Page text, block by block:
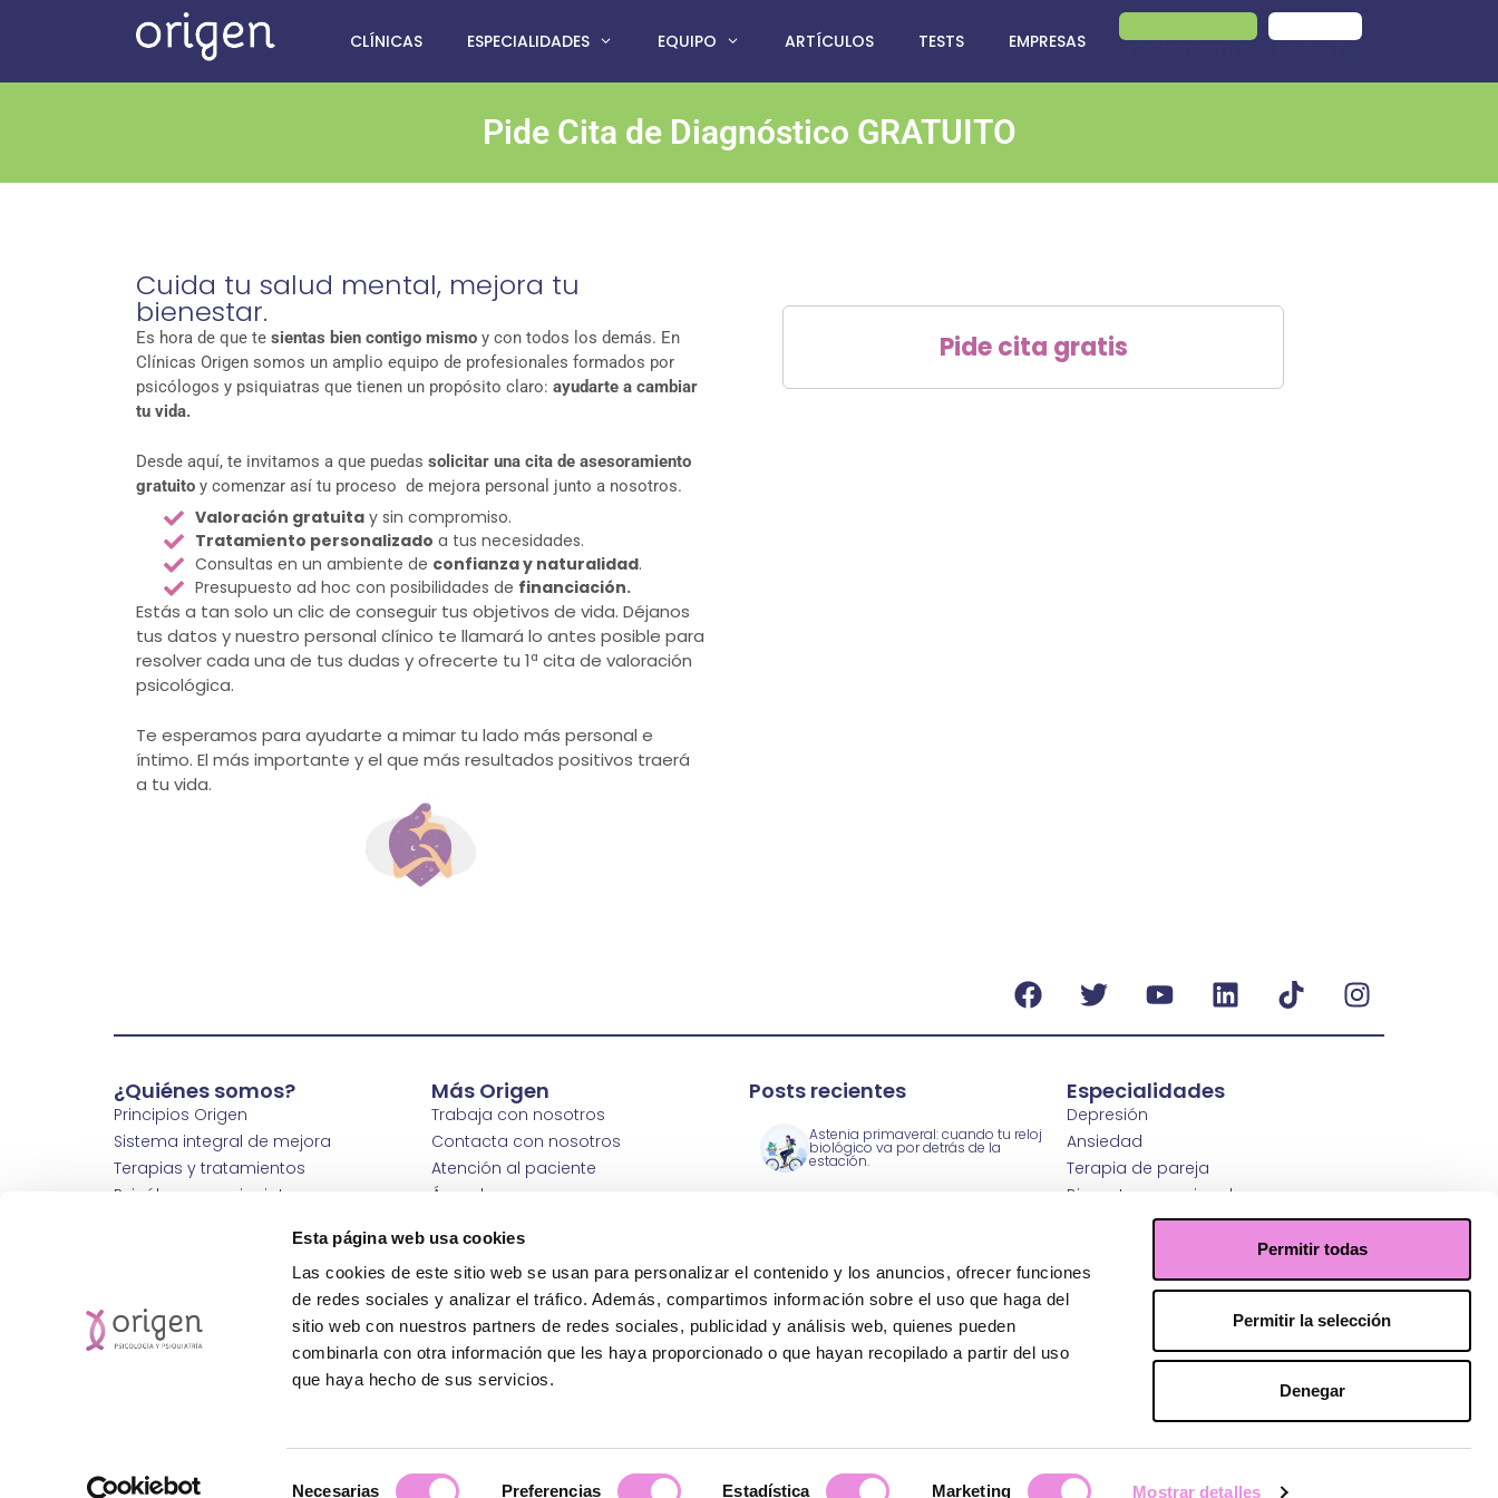
Esta página web usa cookies
Las cookies de este sitio web se usan para personalizar el contenido y los anuncios, ofrecer funciones
de redes sociales y analizar el tráfico. Además, compartimos información sobre el uso que haga del
sitio web con nuestros partners de redes sociales, publicidad y análisis web, quienes pueden
combinarla con otra información que les haya proporcionado o que hayan recopilado a partir del uso
que haya hecho de sus servicios.
Necesarias Preferencias Estadística Marketing Mostrar detalles
Permitir todas
Permitir la selección
Denegar
CLÍNICAS ESPECIALIDADES EQUIPO ARTÍCULOS TESTS EMPRESAS
Pide Cita de Diagnóstico GRATUITO
Cuida tu salud mental, mejora tu
bienestar.
Es hora de que te sientas bien contigo mismo y con todos los demás. En
Clínicas Origen somos un amplio equipo de profesionales formados por
psicólogos y psiquiatras que tienen un propósito claro: ayudarte a cambiar
tu vida.
Desde aquí, te invitamos a que puedas solicitar una cita de asesoramiento
gratuito y comenzar así tu proceso de mejora personal junto a nosotros.
Valoración gratuitay sin compromiso.
Tratamiento personalizado a tus necesidades.
Consultas en un ambiente de confianza y naturalidad.
Presupuesto ad hoc con posibilidades de financiación.
Estás a tan solo un clic de conseguir tus objetivos de vida. Déjanos
tus datos y nuestro personal clínico te llamará lo antes posible para
resolver cada una de tus dudas y ofrecerte tu 1ª cita de valoración
psicológica.
Te esperamos para ayudarte a mimar tu lado más personal e
íntimo. El más importante y el que más resultados positivos traerá
a tu vida.
Pide cita gratis
¿Quiénes somos?
Principios Origen
Sistema integral de mejora
Terapias y tratamientos
Psicólogos y psiquiatras
Fundación Healthy Ways
Protección de Datos Personales
Más Origen
Trabaja con nosotros
Contacta con nosotros
Atención al paciente
Área de prensa
Wm Clinics
Política de calidad ISO
Posts recientes
Astenia primaveral: cuando tu reloj
biológico va por detrás de la
estación.
Día Internacional de la Felicidad
2026: qué hacer HOY si tu bienestar
emocional se resiente.
Especialidades
Depresión
Ansiedad
Terapia de pareja
Bienestar emocional
Regulación emocional
Psiquiatría